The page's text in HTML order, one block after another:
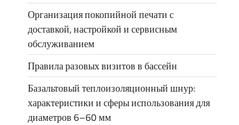
Организация покопийной печати с
доставкой, настройкой и сервисным
обслуживанием
Правила разовых визитов в бассейн
Базальтовый теплоизоляционный шнур:
характеристики и сферы использования для
диаметров 6–60 мм